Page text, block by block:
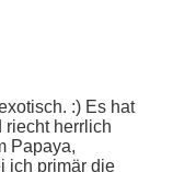
:) Es hat
riecht herrlich
Papaya,
ich primär die